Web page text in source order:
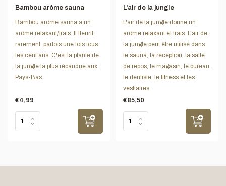
Bambou arôme sauna
Bambou arôme sauna a un
arôme relaxant/frais. Il fleurit
rarement, parfois une fois tous
les cent ans. C'est la plante de
la jungle la plus répandue aux
Pays-Bas.
€4,99
L'air de la jungle
L'air de la jungle donne un
arôme relaxant et frais. L'air de
la jungle peut être utilisé dans
le sauna, la réception, la salle
de repos, le magasin, le bureau,
le dentiste, le fitness et les
vestiaires.
€85,50